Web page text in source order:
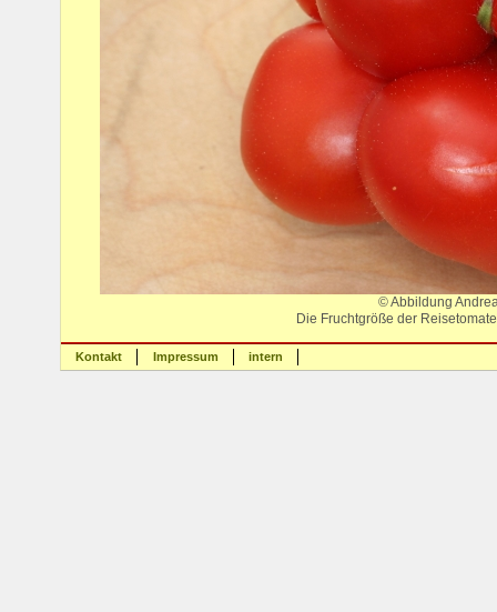
© Abbildung
Die Fruchtgröße der
Kontakt Impressum intern